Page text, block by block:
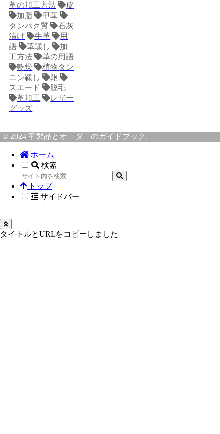
革の加工方法
皮
加脂
甲革
タンパク質
石灰
漬け
牛革
用
語
革鞣し
加
工方法
革の用語
乾燥
植物タン
ニン鞣し
鞄
スエード
脱毛
革加工
レザー
グッズ
© 2024 革製品とオーダーのガイドブック.
ホーム
検索
トップ
サイドバー
タイトルとURLをコピーしました